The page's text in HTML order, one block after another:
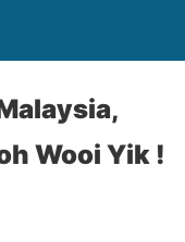
Wooi Yik !